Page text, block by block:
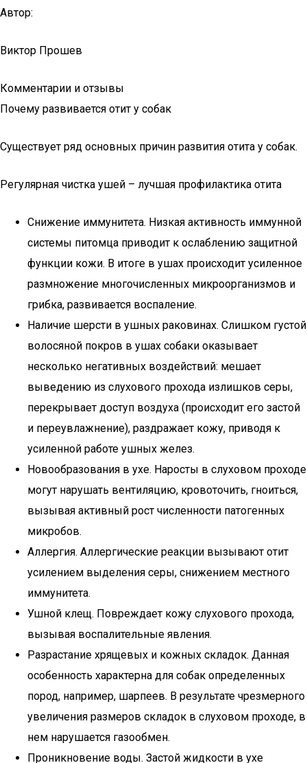
Автор:
Виктор Прошев
Комментарии и отзывы
Почему развивается отит у собак
Существует ряд основных причин развития отита у собак.
Регулярная чистка ушей – лучшая профилактика отита
Снижение иммунитета. Низкая активность иммунной
системы питомца приводит к ослаблению защитной
функции кожи. В итоге в ушах происходит усиленное
размножение многочисленных микроорганизмов и
грибка, развивается воспаление.
Наличие шерсти в ушных раковинах. Слишком густой
волосяной покров в ушах собаки оказывает
несколько негативных воздействий: мешает
выведению из слухового прохода излишков серы,
перекрывает доступ воздуха (происходит его застой
и переувлажнение), раздражает кожу, приводя к
усиленной работе ушных желез.
Новообразования в ухе. Наросты в слуховом проходе
могут нарушать вентиляцию, кровоточить, гноиться,
вызывая активный рост численности патогенных
микробов.
Аллергия. Аллергические реакции вызывают отит
усилением выделения серы, снижением местного
иммунитета.
Ушной клещ. Повреждает кожу слухового прохода,
вызывая воспалительные явления.
Разрастание хрящевых и кожных складок. Данная
особенность характерна для собак определенных
пород, например, шарпеев. В результате чрезмерного
увеличения размеров складок в слуховом проходе, в
нем нарушается газообмен.
Проникновение воды. Застой жидкости в ухе